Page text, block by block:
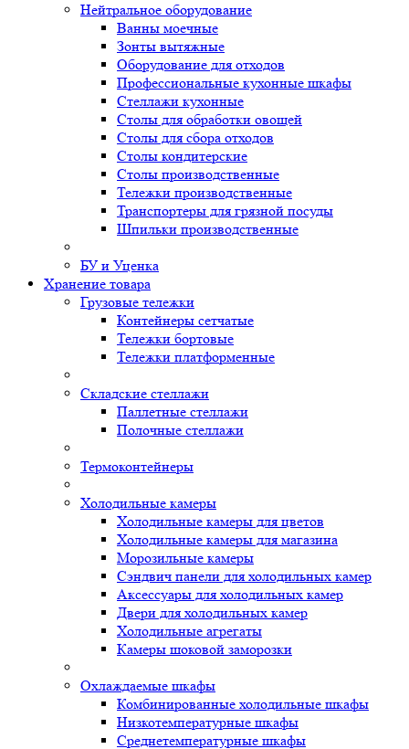
Нейтральное оборудование
Ванны моечные
Зонты вытяжные
Оборудование для отходов
Профессиональные кухонные шкафы
Стеллажи кухонные
Столы для обработки овощей
Столы для сбора отходов
Столы кондитерские
Столы производственные
Тележки производственные
Транспортеры для грязной посуды
Шпильки производственные
БУ и Уценка
Хранение товара
Грузовые тележки
Контейнеры сетчатые
Тележки бортовые
Тележки платформенные
Складские стеллажи
Паллетные стеллажи
Полочные стеллажи
Термоконтейнеры
Холодильные камеры
Холодильные камеры для цветов
Холодильные камеры для магазина
Морозильные камеры
Сэндвич панели для холодильных камер
Аксессуары для холодильных камер
Двери для холодильных камер
Холодильные агрегаты
Камеры шоковой заморозки
Охлаждаемые шкафы
Комбинированные холодильные шкафы
Низкотемпературные шкафы
Среднетемпературные шкафы